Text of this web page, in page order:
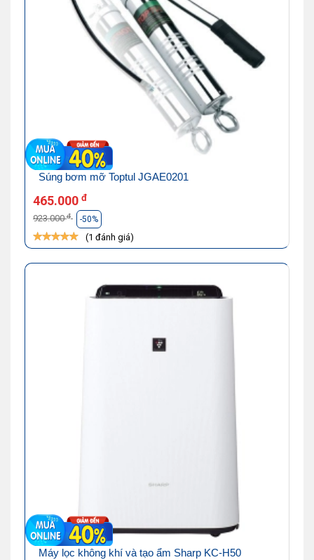
Súng bơm mỡ Toptul JGAE0201
465.000 đ
923.000đ -50%
(1 đánh giá)
Máy lọc không khí và tạo ẩm Sharp KC-H50